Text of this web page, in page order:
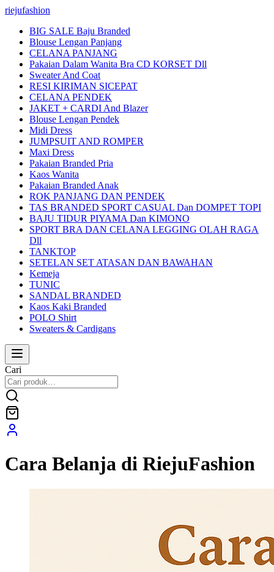
riejufashion
BIG SALE Baju Branded
Blouse Lengan Panjang
CELANA PANJANG
Pakaian Dalam Wanita Bra CD KORSET Dll
Sweater And Coat
RESI KIRIMAN SICEPAT
CELANA PENDEK
JAKET + CARDI And Blazer
Blouse Lengan Pendek
Midi Dress
JUMPSUIT AND ROMPER
Maxi Dress
Pakaian Branded Pria
Kaos Wanita
Pakaian Branded Anak
ROK PANJANG DAN PENDEK
TAS BRANDED SPORT CASUAL Dan DOMPET TOPI
BAJU TIDUR PIYAMA Dan KIMONO
SPORT BRA DAN CELANA LEGGING OLAH RAGA
Dll
TANKTOP
SETELAN SET ATASAN DAN BAWAHAN
Kemeja
TUNIC
SANDAL BRANDED
Kaos Kaki Branded
POLO Shirt
Sweaters & Cardigans
Cari
Cara Belanja di RiejuFashion